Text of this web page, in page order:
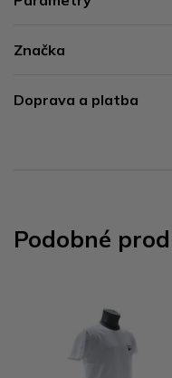
Značka
Doprava a platba
Podobné